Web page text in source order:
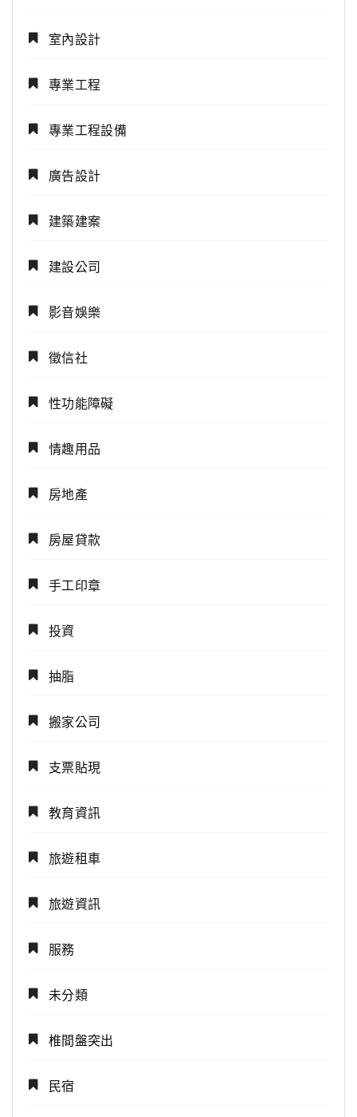
室內設計
專業工程
專業工程設備
廣告設計
建築建案
建設公司
影音娛樂
徵信社
性功能障礙
情趣用品
房地產
房屋貸款
手工印章
投資
抽脂
搬家公司
支票貼現
教育資訊
旅遊租車
旅遊資訊
服務
未分類
椎間盤突出
民宿